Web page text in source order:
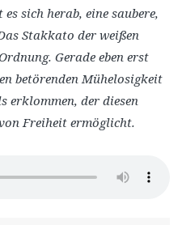
sich herab, eine saubere,
Stakkato der weißen
Gerade eben erst
betörenden Mühelosigkeit
erklommen, der diesen
Freiheit ermöglicht.